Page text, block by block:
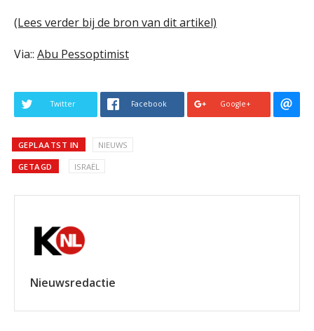
(Lees verder bij de bron van dit artikel)
Via:: Abu Pessoptimist
Twitter Facebook Google+
GEPLAATST IN NIEUWS
GETAGD ISRAËL
Nieuwsredactie